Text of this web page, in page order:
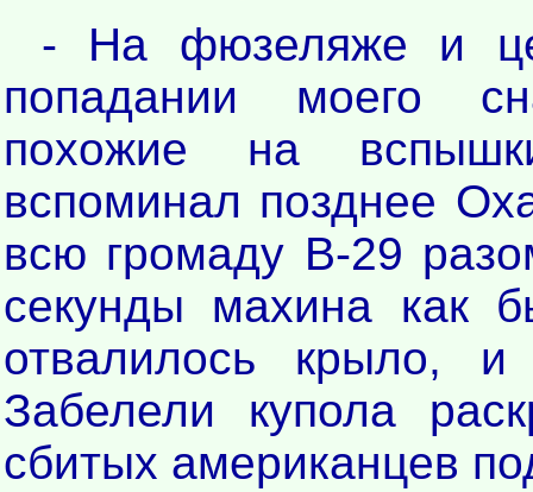
- На фюзеляже и
попадании моего
похожие на
вспоминал позднее
всю громаду В-29
секунды махина как
отвалилось крыло,
Забелели купола
сбитых американцев